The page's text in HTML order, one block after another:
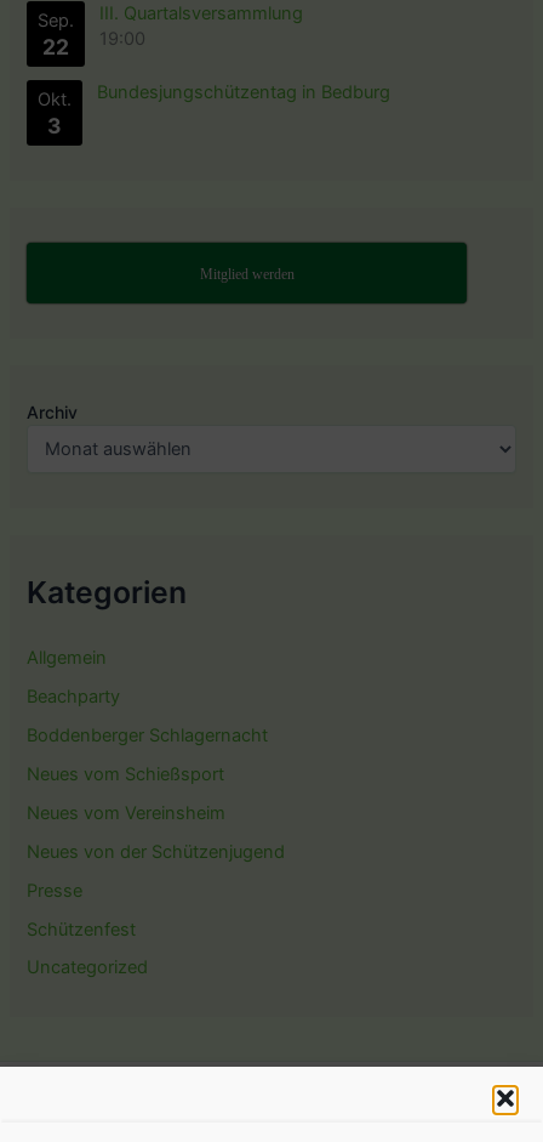
Sep.
22
III. Quartalsversammlung
19:00
Okt.
3
Bundesjungschützentag in Bedburg
Mitglied werden
Archiv
Kategorien
Allgemein
Beachparty
Boddenberger Schlagernacht
Neues vom Schießsport
Neues vom Vereinsheim
Neues von der Schützenjugend
Presse
Schützenfest
Uncategorized